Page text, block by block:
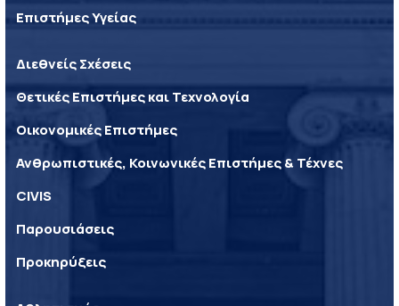
Επιστήμες Υγείας
Διεθνείς Σχέσεις
Θετικές Επιστήμες και Τεχνολογία
Οικονομικές Επιστήμες
Ανθρωπιστικές, Κοινωνικές Επιστήμες & Τέχνες
CIVIS
Παρουσιάσεις
Προκηρύξεις